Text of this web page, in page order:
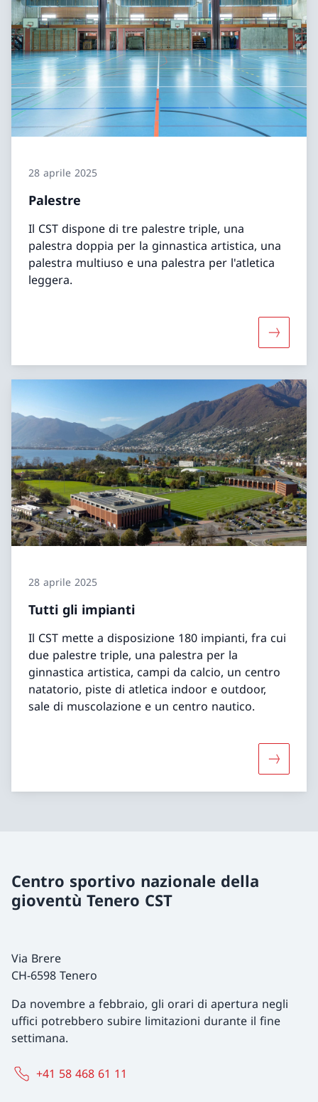
28 aprile 2025
Palestre
Il CST dispone di tre palestre triple, una
palestra doppia per la ginnastica artistica, una
palestra multiuso e una palestra per l'atletica
leggera.
28 aprile 2025
Tutti gli impianti
Il CST mette a disposizione 180 impianti, fra cui
due palestre triple, una palestra per la
ginnastica artistica, campi da calcio, un centro
natatorio, piste di atletica indoor e outdoor,
sale di muscolazione e un centro nautico.
Centro sportivo nazionale della
gioventù Tenero CST
Via Brere
CH-6598 Tenero
Da novembre a febbraio, gli orari di apertura negli
uffici potrebbero subire limitazioni durante il fine
settimana.
+41 58 468 61 11